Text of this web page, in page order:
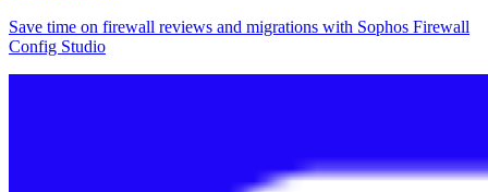
Save time on firewall reviews and migrations with Sophos Firewall
Config Studio